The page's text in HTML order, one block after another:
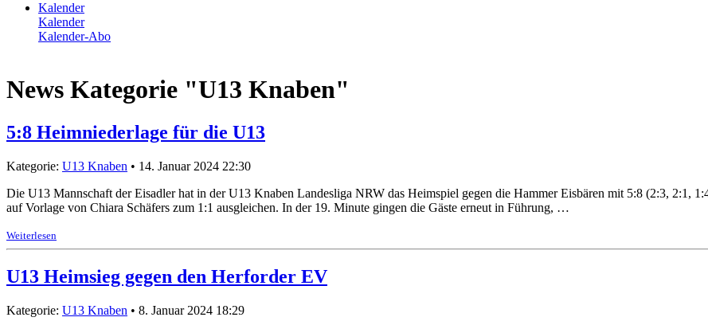
Kalender
Kalender
Kalender-Abo
News Kategorie "U13 Knaben"
5:8 Heimniederlage für die U13
Kategorie: U13 Knaben • 14. Januar 2024 22:30
Die U13 Mannschaft der Eisadler hat in der U13 Knaben Landesliga NRW das Heimspiel gegen die Hammer Eisbären mit 5:8 (2:3, 2:1,
auf Vorlage von Chiara Schäfers zum 1:1 ausgleichen. In der 19. Minute gingen die Gäste erneut in Führung, …
Weiterlesen
U13 Heimsieg gegen den Herforder EV
Kategorie: U13 Knaben • 8. Januar 2024 18:29